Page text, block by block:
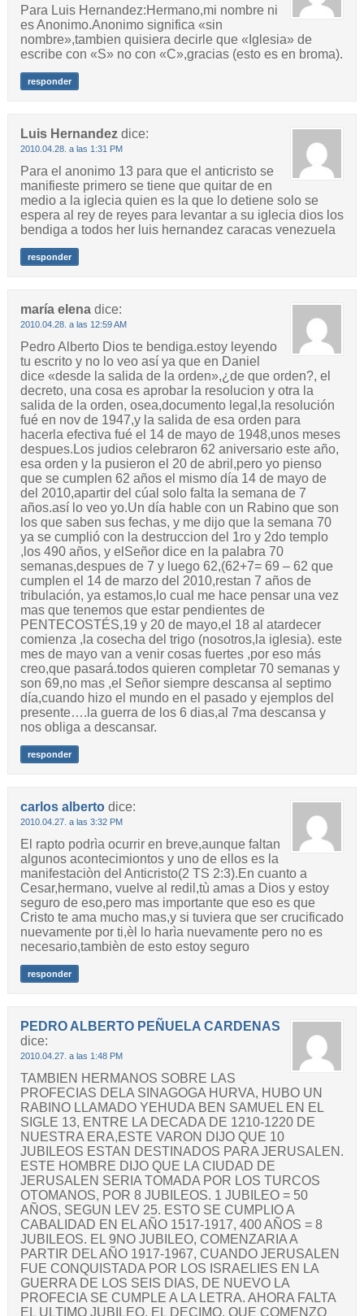
Para Luis Hernandez:Hermano,mi nombre ni
es Anonimo.Anonimo significa «sin
nombre»,tambien quisiera decirle que «Iglesia» de
escribe con «S» no con «C»,gracias (esto es en broma).
responder
Luis Hernandez dice:
2010.04.28. a las 1:31 PM
Para el anonimo 13 para que el anticristo se
manifieste primero se tiene que quitar de en
medio a la iglecia quien es la que lo detiene solo se
espera al rey de reyes para levantar a su iglecia dios los
bendiga a todos her luis hernandez caracas venezuela
responder
maría elena dice:
2010.04.28. a las 12:59 AM
Pedro Alberto Dios te bendiga.estoy leyendo
tu escrito y no lo veo así ya que en Daniel
dice «desde la salida de la orden»,¿de que orden?, el
decreto, una cosa es aprobar la resolucion y otra la
salida de la orden, osea,documento legal,la resolución
fué en nov de 1947,y la salida de esa orden para
hacerla efectiva fué el 14 de mayo de 1948,unos meses
despues.Los judios celebraron 62 aniversario este año,
esa orden y la pusieron el 20 de abril,pero yo pienso
que se cumplen 62 años el mismo día 14 de mayo de
del 2010,apartir del cúal solo falta la semana de 7
años.así lo veo yo.Un día hable con un Rabino que son
los que saben sus fechas, y me dijo que la semana 70
ya se cumplió con la destruccion del 1ro y 2do templo
,los 490 años, y elSeñor dice en la palabra 70
semanas,despues de 7 y luego 62,(62+7= 69 – 62 que
cumplen el 14 de marzo del 2010,restan 7 años de
tribulación, ya estamos,lo cual me hace pensar una vez
mas que tenemos que estar pendientes de
PENTECOSTÉS,19 y 20 de mayo,el 18 al atardecer
comienza ,la cosecha del trigo (nosotros,la iglesia). este
mes de mayo van a venir cosas fuertes ,por eso más
creo,que pasará.todos quieren completar 70 semanas y
son 69,no mas ,el Señor siempre descansa al septimo
día,cuando hizo el mundo en el pasado y ejemplos del
presente….la guerra de los 6 dias,al 7ma descansa y
nos obliga a descansar.
responder
carlos alberto dice:
2010.04.27. a las 3:32 PM
El rapto podrìa ocurrir en breve,aunque faltan
algunos acontecimiontos y uno de ellos es la
manifestaciòn del Anticristo(2 TS 2:3).En cuanto a
Cesar,hermano, vuelve al redil,tù amas a Dios y estoy
seguro de eso,pero mas importante que eso es que
Cristo te ama mucho mas,y si tuviera que ser crucificado
nuevamente por ti,èl lo harìa nuevamente pero no es
necesario,tambièn de esto estoy seguro
responder
PEDRO ALBERTO PEÑUELA CARDENAS
dice:
2010.04.27. a las 1:48 PM
TAMBIEN HERMANOS SOBRE LAS
PROFECIAS DELA SINAGOGA HURVA, HUBO UN
RABINO LLAMADO YEHUDA BEN SAMUEL EN EL
SIGLE 13, ENTRE LA DECADA DE 1210-1220 DE
NUESTRA ERA,ESTE VARON DIJO QUE 10
JUBILEOS ESTAN DESTINADOS PARA JERUSALEN.
ESTE HOMBRE DIJO QUE LA CIUDAD DE
JERUSALEN SERIA TOMADA POR LOS TURCOS
OTOMANOS, POR 8 JUBILEOS. 1 JUBILEO = 50
AÑOS, SEGUN LEV 25. ESTO SE CUMPLIO A
CABALIDAD EN EL AÑO 1517-1917, 400 AÑOS = 8
JUBILEOS. EL 9NO JUBILEO, COMENZARIA A
PARTIR DEL AÑO 1917-1967, CUANDO JERUSALEN
FUE CONQUISTADA POR LOS ISRAELIES EN LA
GUERRA DE LOS SEIS DIAS, DE NUEVO LA
PROFECIA SE CUMPLE A LA LETRA. AHORA FALTA
EL ULTIMO JUBILEO, EL DECIMO, QUE COMENZO